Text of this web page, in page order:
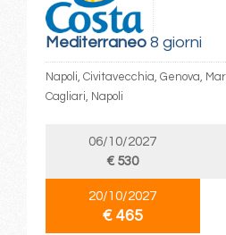
Mediterraneo8 giorni
Napoli, Civitavecchia, Genova,
Cagliari, Napoli
06/10/2027
€ 530
20/10/2027
€ 465